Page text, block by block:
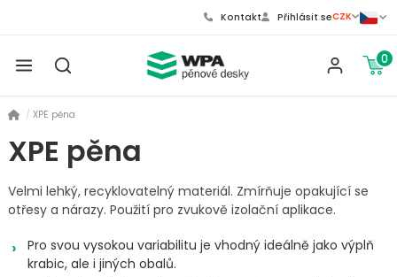
CZK
Kontakt Přihlásit se
0
XPE pěna
XPE pěna
Velmi lehký, recyklovatelný materiál. Zmírňuje opakující se
otřesy a nárazy. Použití pro zvukově izolační aplikace.
Pro svou vysokou variabilitu je vhodný ideálně jako výplň
krabic, ale i jiných obalů.